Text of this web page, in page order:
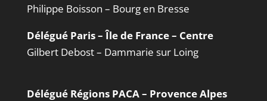
Philippe Boisson – Bourg en Bresse
Délégué Paris – Île de France – Centre
Gilbert Debost – Dammarie sur Loing
Délégué Régions PACA – Provence Alpes